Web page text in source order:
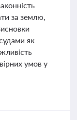
за землю,
як
умов у